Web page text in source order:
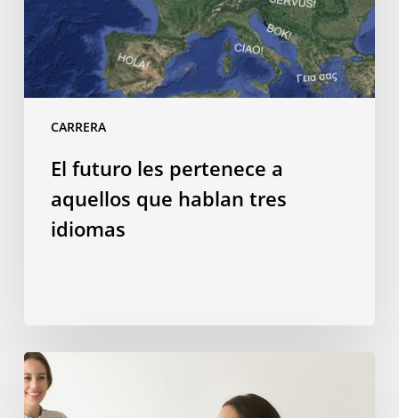
CARRERA
hablan
tres
idiomas
El futuro les pertenece a
aquellos que hablan tres
idiomas
Por
qué
estudiar